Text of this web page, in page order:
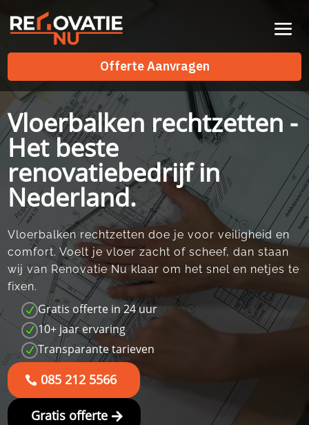
Offerte Aanvragen
Offerte Aanvragen
Vloerbalken rechtzetten -
Het beste
renovatiebedrijf in
Nederland.
Vloerbalken rechtzetten doe je voor veiligheid en
comfort.​ Voelt je vloer zacht of scheef, dan staan
wij van Renovatie Nu klaar om het snel en netjes te
fixen.​
N Gratis offerte in 24 uur
N 10+ jaar ervaring
N Transparante tarieven
085 212 5566
Gratis offerte